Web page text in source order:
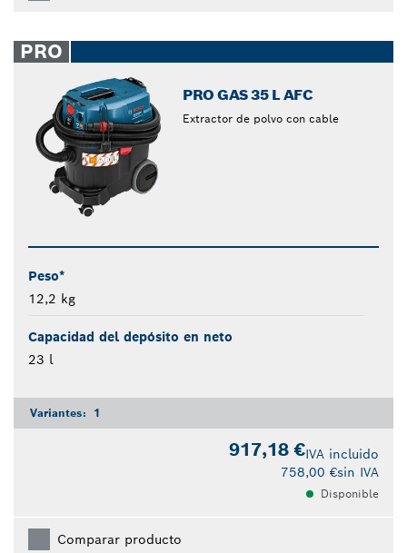
PRO
PRO GAS 35 L AFC
Extractor de polvo con cable
Peso*
12,2 kg
Capacidad del depósito en neto
23 l
Variantes: 1
917,18 €IVA incluido
758,00 €sin IVA
Disponible
Comparar producto